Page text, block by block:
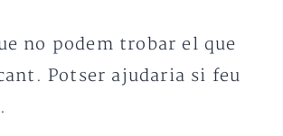
no podem trobar el que
Potser ajudaria si feu